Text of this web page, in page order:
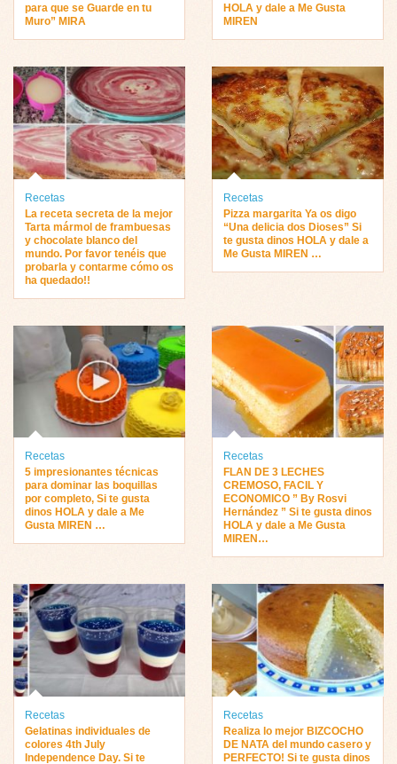
para que se Guarde en tu
Muro” MIRA
HOLA y dale a Me Gusta
MIREN
Recetas
La receta secreta de la mejor
Tarta mármol de frambuesas
y chocolate blanco del
mundo. Por favor tenéis que
probarla y contarme cómo os
ha quedado!!
Recetas
Pizza margarita Ya os digo
“Una delicia dos Dioses” Si
te gusta dinos HOLA y dale a
Me Gusta MIREN …
Recetas
5 impresionantes técnicas
para dominar las boquillas
por completo, Si te gusta
dinos HOLA y dale a Me
Gusta MIREN …
Recetas
FLAN DE 3 LECHES
CREMOSO, FACIL Y
ECONOMICO ” By Rosvi
Hernández ” Si te gusta dinos
HOLA y dale a Me Gusta
MIREN…
Recetas
Gelatinas individuales de
colores 4th July
Independence Day. Si te
Recetas
Realiza lo mejor BIZCOCHO
DE NATA del mundo casero y
PERFECTO! Si te gusta dinos